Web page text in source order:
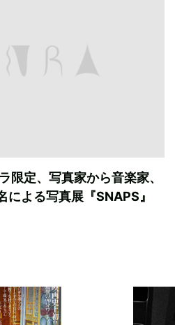
限定、写真家から音楽家、
よる写真展『SNAPS』